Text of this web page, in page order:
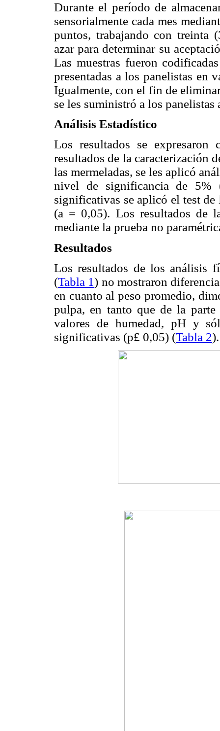
Durante el período de
sensorialmente cada mes
puntos, trabajando con treinta
azar para determinar su
Las muestras fueron
presentadas a los panelistas en
Igualmente, con el fin de
se les suministró a los panelistas
Análisis Estadístico
Los resultados se
resultados de la caracterización
las mermeladas, se les aplicó
nivel de significancia de 5%
significativas se aplicó el test
(a = 0,05). Los resultados de
mediante la prueba no
Resultados
Los resultados de los análisis
(Tabla 1) no mostraron
en cuanto al peso promedio,
pulpa, en tanto que de la
valores de humedad, pH y
significativas (p£ 0,05) (Tabla 2).